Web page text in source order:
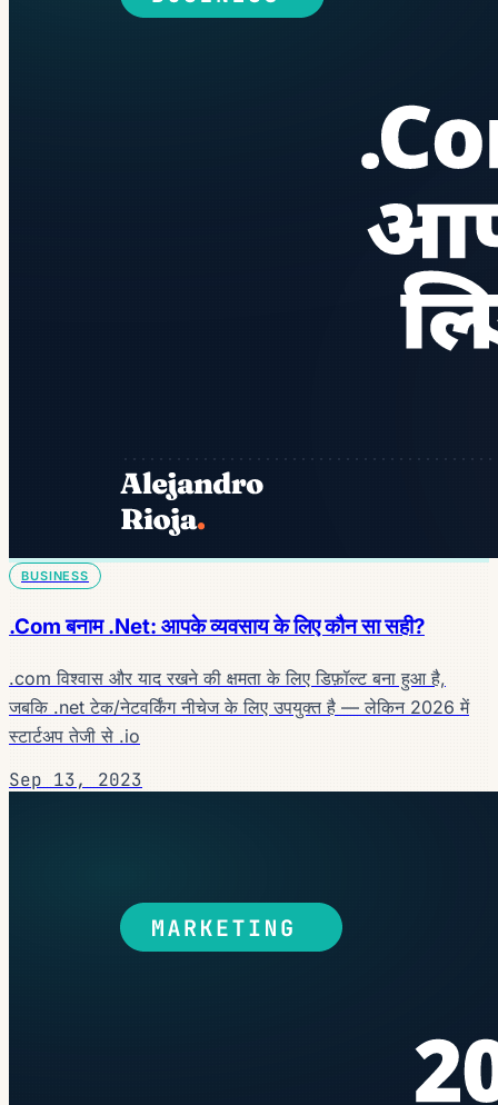
BUSINESS
.Com बनाम .Net: आपके व्यवसाय के लिए कौन सा सही?
.com विश्वास और याद रखने की क्षमता के लिए डिफ़ॉल्ट बना हुआ है,
जबकि .net टेक/नेटवर्किंग नीचेज के लिए उपयुक्त है — लेकिन 2026 में
स्टार्टअप तेजी से .io
Sep 13, 2023